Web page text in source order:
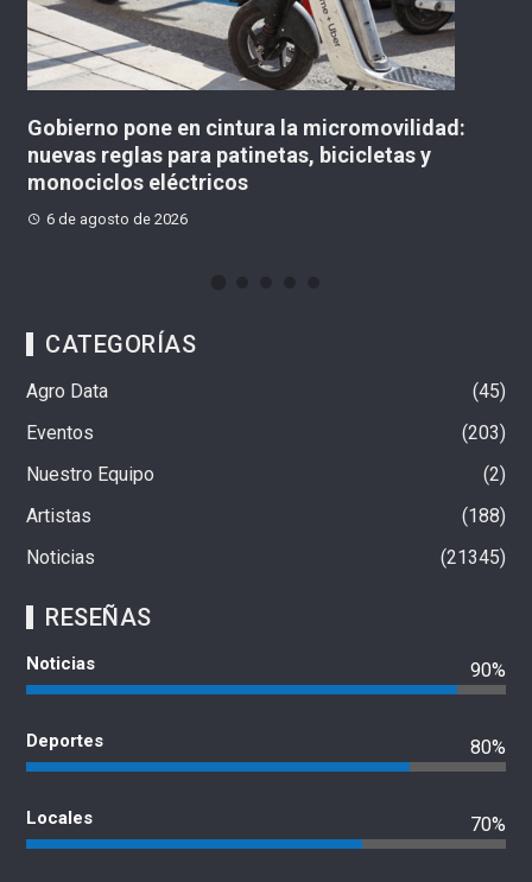
Gobierno pone en cintura la micromovilidad:
nuevas reglas para patinetas, bicicletas y
monociclos eléctricos
6 de agosto de 2026
CATEGORÍAS
Agro Data
45
Eventos
203
Nuestro Equipo
2
Artistas
188
Noticias
21345
RESEÑAS
Noticias 90%
Deportes 80%
Locales 70%